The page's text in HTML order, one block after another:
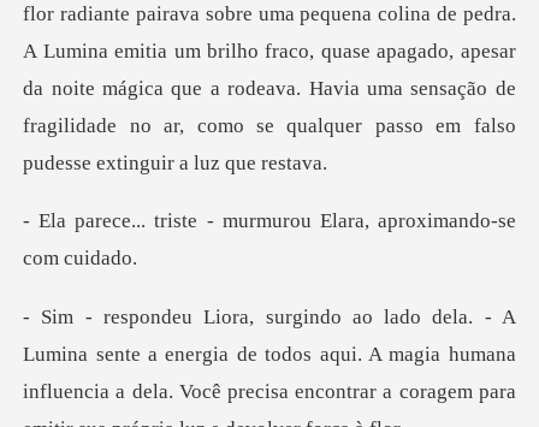
de pedra.
A Lumina emitia um brilho fraco, quase apagado, apesar
da noite mágica que a rodeava. Havia
- murmurou Elara, apr
ergia de todos aqui. A magia humana
influencia a dela. Você precisa e